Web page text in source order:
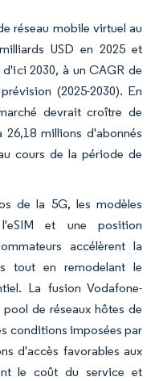
réseau mobile virtuel au
USD en 2025 et
2030, à un CAGR de
(2025-2030). En
devrait croître de
26,18 millions d'abonnés
cours de la période de
de la 5G, les modèles
et une position
accélèrent la
tout en remodelant le
La fusion Vodafone-
de réseaux hôtes de
conditions imposées par
d'accès favorables aux
le coût du service et